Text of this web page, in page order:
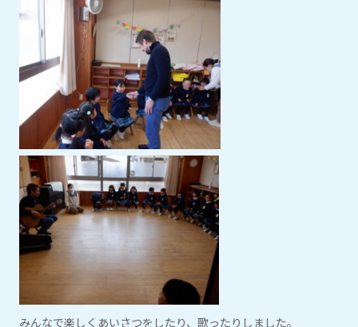
みんなで楽しくあいさつをしたり、歌ったりしました。